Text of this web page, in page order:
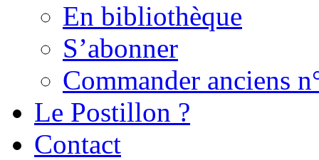
En bibliothèque
S’abonner
Commander anciens
Le Postillon ?
Contact